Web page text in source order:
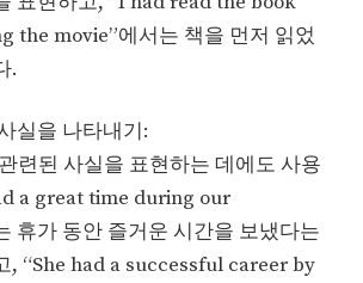
the movie”에서는 책을 먼저 읽었
.
실을 나타내기:
관련된 사실을 표현하는 데에도 사용
a great time during our
휴가 동안 즐거운 시간을 보냈다는
, “She had a successful career by